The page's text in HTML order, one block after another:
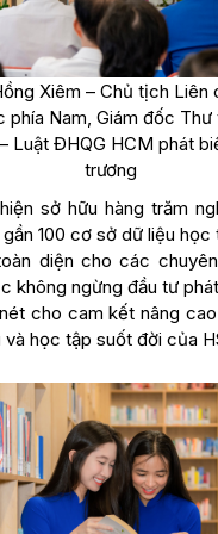
Xiêm – Chủ tịch Liên
phía Nam, Giám đốc
Luật ĐHQG HCM phát
trương
sở hữu hàng trăm
100 cơ sở dữ liệu học
diện cho các
không ngừng đầu tư
cho cam kết nâng
học tập suốt đời của